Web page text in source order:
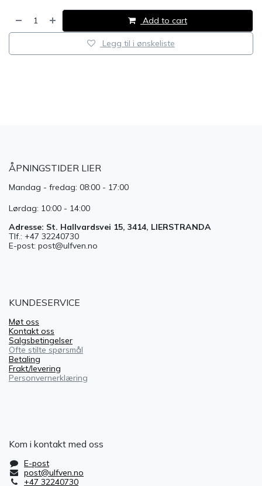
Add to cart
Legg til i ønskeliste
ÅPNINGSTIDER LIER
Mandag - fredag: 08:00 - 17:00
Lørdag: 10:00 - 14:00
Adresse: St. Hallvardsvei 15, 3414, LIERSTRANDA
Tlf.: +47 32240730
E-post: post@ulfven.no
KUNDESERVICE
Møt oss
Kontakt oss
Salgsbetingelser
Ofte stilte spørsmål
Betaling
Frakt/levering
Personvernerklæring
Kom i kontakt med oss
E-post
post@ulfven.no
+47 32240730